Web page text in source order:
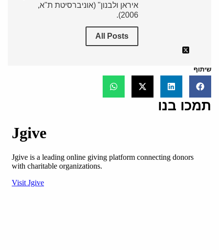
איראן ולבנון" (אוניברסיטת ת"א,
2006).
All Posts
שיתוף
תמכו בנו